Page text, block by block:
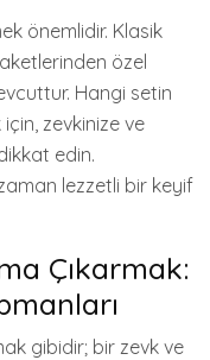
önemlidir. Klasik
özel
Hangi setin
zevkinize ve
edin.
lezzetli bir keyif
Çıkarmak:
gibidir; bir zevk ve